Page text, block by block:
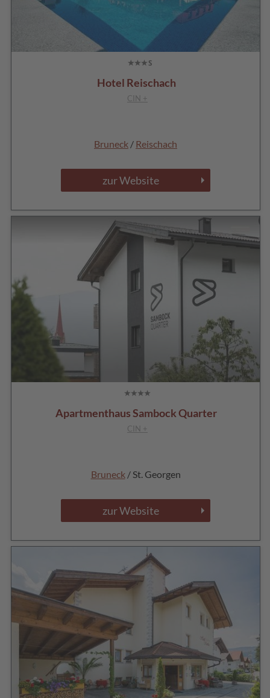
Hotel Reischach
CIN +
Bruneck / Reischach
zur Website
Apartmenthaus Sambock Quarter
CIN +
Bruneck/ St. Georgen
zur Website